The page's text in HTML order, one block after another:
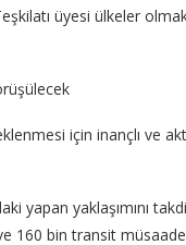
üyesi ülkeler
için inançlı ve aktif
yapan yaklaşımını
160 bin transit